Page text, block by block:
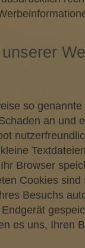
so
an und
Browser
Cookies sind
Besuchs
es uns, Ihren